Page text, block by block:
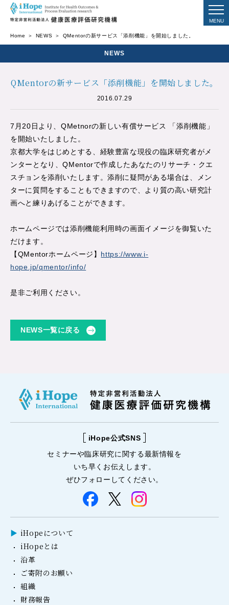
Home NEWS QMentorの新サービス「添削機能」を開始しました。
NEWS
QMentorの新サービス「添削機能」を開始しました。
2016.07.29
7月20日より、QMetnorの新しい有償サービス 「添削機能」
を開始いたしました。
京都大学をはじめとする、経験豊富な現役の臨床研究者がメ
ンターとなり、QMentorで作成したあなたのリサーチ・クエ
スチョンを添削いたします。添削に疑問がある場合は、メン
ターに質問をすることもできますので、より質の高い研究計
画へと練りあげることができます。
ホームページでは添削機能利用時の画面イメージを御覧いた
だけます。
【QMentorホームページ】 https://www.i-
hope.jp/qmentor/info/
是非ご利用ください。
NEWS一覧に戻る
iHope公式SNS
セミナーや臨床研究に関する最新情報を
いち早くお伝えします。
ぜひフォローしてください。
iHopeについて
iHopeとは
沿革
ご寄附のお願い
組織
財務報告